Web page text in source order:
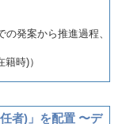
発案から推進過程、
時)）
者)」を配置 〜デ